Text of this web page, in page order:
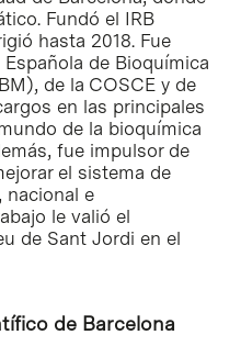
Fundó el IRB
hasta 2018. Fue
de Bioquímica
de la COSCE y de
en las principales
de la bioquímica
fue impulsor de
el sistema de
nacional e
le valió el
de Sant Jordi en el
de Barcelona